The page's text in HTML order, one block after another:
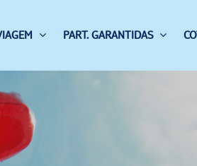
PART. GARANTIDAS